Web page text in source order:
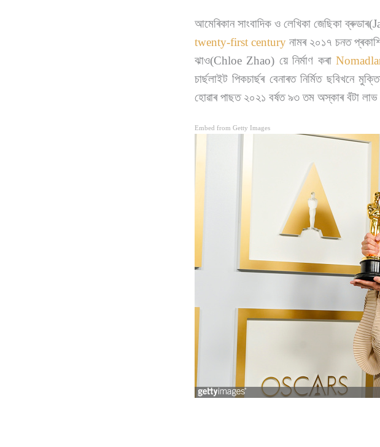
আমেৰিকান সাংবাদিক ও লেখিকা জেছিকা
twenty-first century নামৰ ২০১৭ চনত
ঝাও(Chloe Zhao) য়ে নিৰ্মাণ কৰা
চাৰ্ছলাইট পিকচাৰ্ছৰ বেনাৰত নিৰ্মিত ছবিখনে
হোৱাৰ পাছত ২০২১ বৰ্ষত ৯৩ তম অস্কাৰ বঁটা
Embed from Getty Images